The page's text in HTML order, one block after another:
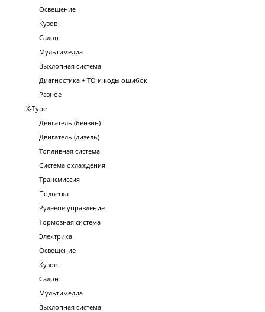
Освещение
Кузов
Салон
Мультимедиа
Выхлопная система
Диагностика + ТО и коды ошибок
Разное
X-Type
Двигатель (бензин)
Двигатель (дизель)
Топливная система
Система охлаждения
Трансмиссия
Подвеска
Рулевое управление
Тормозная система
Электрика
Освещение
Кузов
Салон
Мультимедиа
Выхлопная система